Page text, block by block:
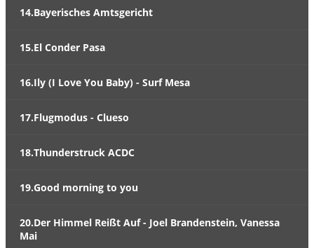
14.Bayerisches Amtsgericht
15.El Conder Pasa
16.Ily (I Love You Baby) - Surf Mesa
17.Flugmodus - Clueso
18.Thunderstruck ACDC
19.Good morning to you
20.Der Himmel Reißt Auf - Joel Brandenstein, Vanessa
Mai